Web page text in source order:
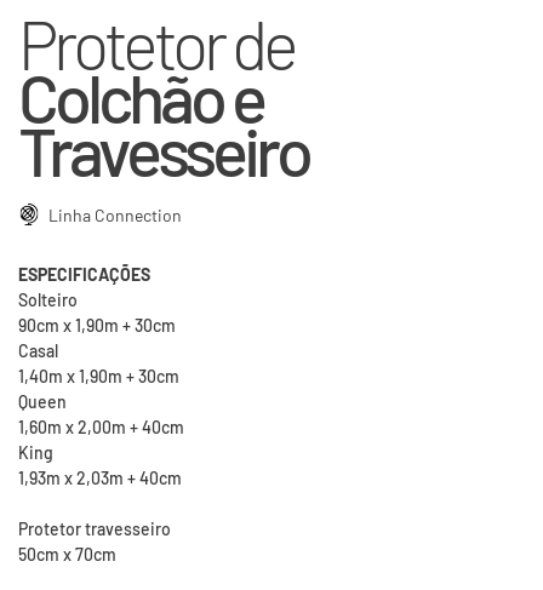
Protetor de
Colchão e
Travesseiro
Linha Connection
ESPECIFICAÇÕES
Solteiro
90cm x 1,90m + 30cm
Casal
1,40m x 1,90m + 30cm
Queen
1,60m x 2,00m + 40cm
King
1,93m x 2,03m + 40cm
Protetor travesseiro
50cm x 70cm